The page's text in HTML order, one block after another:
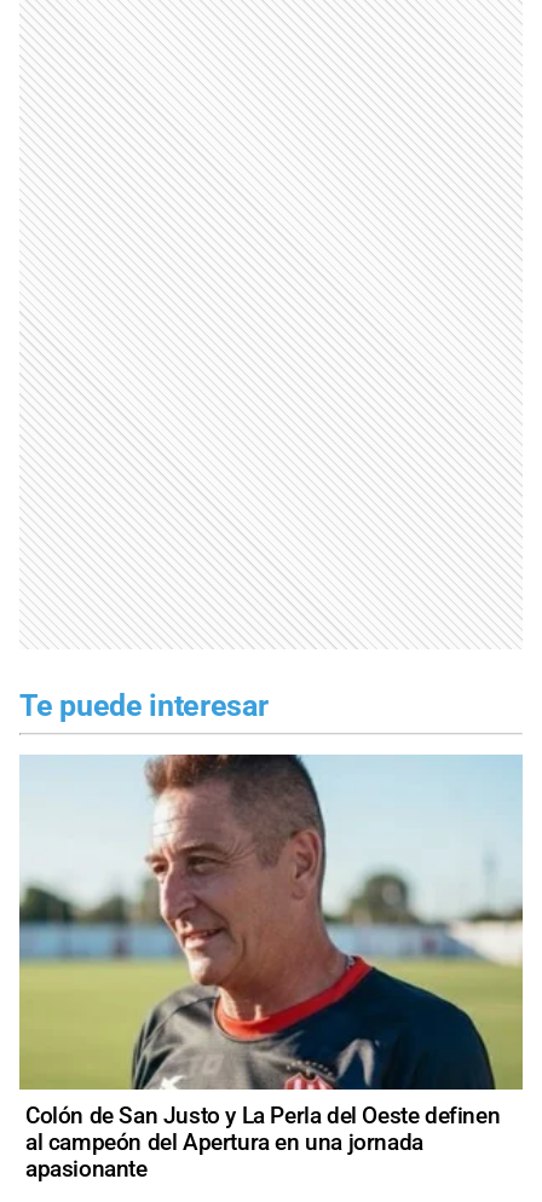
Te puede interesar
Colón de San Justo y La Perla del Oeste definen
al campeón del Apertura en una jornada
apasionante